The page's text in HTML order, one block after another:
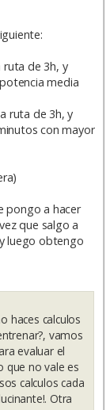
de 3h, y
media
ruta de 3h, y
con mayor
pongo a hacer
que salgo a
luego obtengo
haces calculos
vamos
evaluar el
que no vale es
calculos cada
Otra